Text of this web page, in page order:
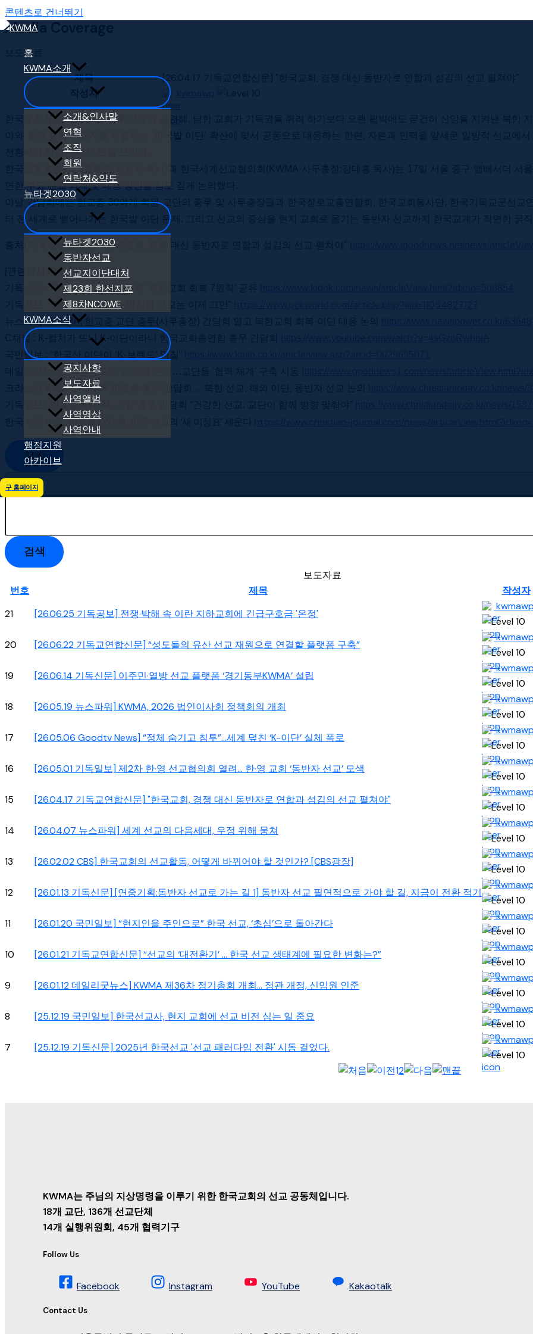
콘텐츠로 건너뛰기
홈
KWMA소개
소개&인사말
연혁
조직
회원
연락처&약도
뉴타겟2030
뉴타겟2030
동반자선교
선교지이단대처
제23회 한선지포
제8차NCOWE
KWMA소식
공지사항
보도자료
사역앨범
사역영상
사역안내
행정지원
아카이브
구 홈페이지
Media Coverage
보도자료
제목
[26.04.17 기독교연합신문] "한국교회, 경쟁 대신 동반자로 연합과 섬김의 선교 펼쳐야"
작성자
한국교회가 다가올 통일 이후 선교와 관련해, 남한 교회가 기득권을 쥐려 하기보다 오랜 핍박에도 굳건히 신앙을 지켜낸 북한
이와 함께 해외 선교지를 위협하는 ‘한국발 이단’ 확산에 맞서 공동으로 대응하는 한편, 자본과 인력을 앞세운 일방적 선교에
전환해야 한다는 데도 뜻을 모았다.
한국교회총연합(대표회장:김정석 목사)과 한국세계선교협의회(KWMA·사무총장:강대흥 목사)는 17일 서울 중구 앰배서더 서
면한 주요 선교 과제 및 대응 방안을 심도 깊게 논의했다.
이날 간담회에는 한교총 30여개 회원 교단의 총무 및 사무총장들과 한국장로교총연합회, 한국교회봉사단, 한국기독교군선교
터 전 세계로 뻗어나가는 한국발 이단 문제, 그리고 선교의 중심을 현지 교회로 옮기는 동반자 선교까지 한국교계가 직면한 굵
기독교연합신문 : "한국교회, 경쟁 대신 동반자로 연합과 섬김의 선교 펼쳐야"
[관련기사 더 보기]
기독신문 : KWMA, 교단 총무들과 '북한교회 회복 7원칙' 공유
기독공보 : "선교지 교회 건축 방식의 선교는 이제 그만"
뉴스파워 : KWMA, 한교총 교단 총무(사무총장) 간담회 열고 북한교회 회복·이단 대응 논의
C채널 : K-컬처가 뜨니 K-이단이라니 한국교회총연합 총무 간담회
국민일보 : “한국산 이단이 ‘K-브랜드’ 먹칠”
데일리굿뉴스 : 북한선교·이단 대응 논의…교단들 '협력 체계' 구축 시동
크리스천투데이 : KWMA·한교총 총무 간담회… 북한 선교, 해외 이단, 동반자 선교 논의
기독일보 : 한교총·KWMA, 교단 총무 간담회 “건강한 선교, 교단이 함께 방향 맞춰야”
한국기독저널 :한교총·KWMA, 한국 선교의 ‘새 이정표’ 세운다
목록
검색
보도자료
번호
제목 작성자
21
[26.06.25 기독공보] 전쟁·박해 속 이란 지하교회에 긴급구호금 '온정'
kwmawp
20 [26.06.22 기독교연합신문] “성도들의 유산 선교 재원으로 연결할 플랫폼 구축”
kwmawp
19 [26.06.14 기독신문] 이주민·열방 선교 플랫폼 ‘경기동부KWMA’ 설립
kwmawp
18 [26.05.19 뉴스파워] KWMA, 2026 법인이사회 정책회의 개최
kwmawp
17 [26.05.06 Goodtv News] “정체 숨기고 침투”…세계 덮친 ‘K-이단’ 실체 폭로
kwmawp
16 [26.05.01 기독일보] 제2차 한·영 선교협의회 열려… 한·영 교회 ‘동반자 선교’ 모색
kwmawp
15 [26.04.17 기독교연합신문] "한국교회, 경쟁 대신 동반자로 연합과 섬김의 선교 펼쳐야"
kwmawp
14 [26.04.07 뉴스파워] 세계 선교의 다음세대, 우정 위해 뭉쳐
kwmawp
13 [26.02.02 CBS] 한국교회의 선교활동, 어떻게 바뀌어야 할 것인가? [CBS광장]
kwmawp
12 [26.01.13 기독신문] [연중기획:동반자 선교로 가는 길 1] 동반자 선교 필연적으로 가야 할 길, 지금이 전환 적기
kwmawp
11 [26.01.20 국민일보] “현지인을 주인으로” 한국 선교, ‘초심’으로 돌아간다
kwmawp
10 [26.01.21 기독교연합신문] “선교의 ‘대전환기’ … 한국 선교 생태계에 필요한 변화는?”
kwmawp
9 [26.01.12 데일리굿뉴스] KWMA 제36차 정기총회 개최... 정관 개정, 신임원 인준
kwmawp
8 [25.12.19 국민일보] 한국선교사, 현지 교회에 선교 비전 심는 일 중요
kwmawp
7 [25.12.19 기독신문] 2025년 한국선교 '선교 패러다임 전환' 시동 걸었다.
kwmawp
12
KWMA는 주님의 지상명령을 이루기 위한 한국교회의 선교 공동체입니다.
18개 교단, 136개 선교단체
14개 실행위원회, 45개 협력기구
Follow Us
Facebook Instagram YouTube Kakaotalk
Contact Us